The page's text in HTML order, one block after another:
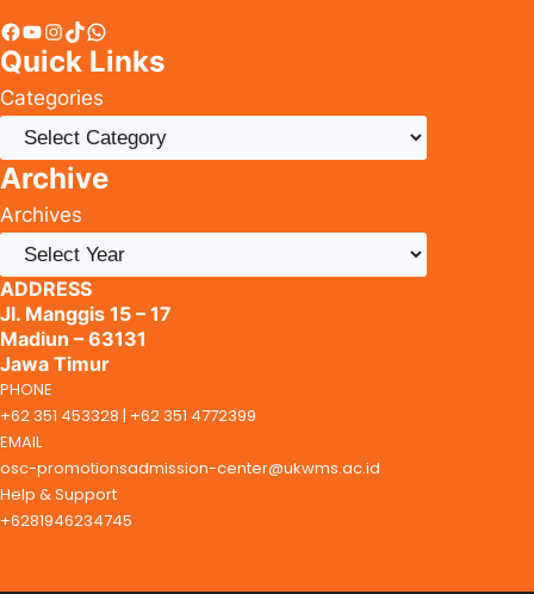
Facebook YouTube InstagramTikTok WhatsApp
Quick Links
Categories
Archive
Archives
ADDRESS
Jl. Manggis 15 – 17
Madiun – 63131
Jawa Timur
PHONE
+62 351 453328 | +62 351 4772399
EMAIL
osc-promotionsadmission-center@ukwms.ac.id
Help & Support
+6281946234745